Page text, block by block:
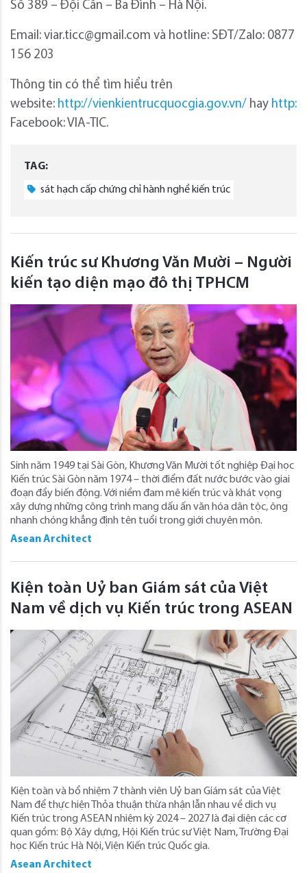
Số 389 – Đội Cấn – Ba Đình – Hà Nội.
Email: viar.ticc@gmail.com và hotline: SĐT/Zalo: 0877
156 203
Thông tin có thể tìm hiểu trên
website: http://vienkientrucquocgia.gov.vn/ hay http://
Facebook: VIA-TIC.
TAG:
sát hạch cấp chứng chỉ hành nghề kiến trúc
Kiến trúc sư Khương Văn Mười – Người
kiến tạo diện mạo đô thị TPHCM
Sinh năm 1949 tại Sài Gòn, Khương Văn Mười tốt nghiệp Đại học
Kiến trúc Sài Gòn năm 1974 – thời điểm đất nước bước vào giai
đoạn đầy biến động. Với niềm đam mê kiến trúc và khát vọng
xây dựng những công trình mang dấu ấn văn hóa dân tộc, ông
nhanh chóng khẳng định tên tuổi trong giới chuyên môn.
Asean Architect
Kiện toàn Uỷ ban Giám sát của Việt
Nam về dịch vụ Kiến trúc trong ASEAN
Kiện toàn và bổ nhiệm 7 thành viên Uỷ ban Giám sát của Việt
Nam để thực hiện Thỏa thuận thừa nhận lẫn nhau về dịch vụ
Kiến trúc trong ASEAN nhiệm kỳ 2024 – 2027 là đại diện các cơ
quan gồm: Bộ Xây dựng, Hội Kiến trúc sư Việt Nam, Trường Đại
học Kiến trúc Hà Nội, Viện Kiến trúc Quốc gia.
Asean Architect